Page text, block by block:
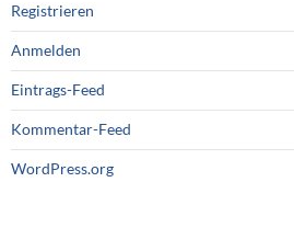
Registrieren
Anmelden
Eintrags-Feed
Kommentar-Feed
WordPress.org